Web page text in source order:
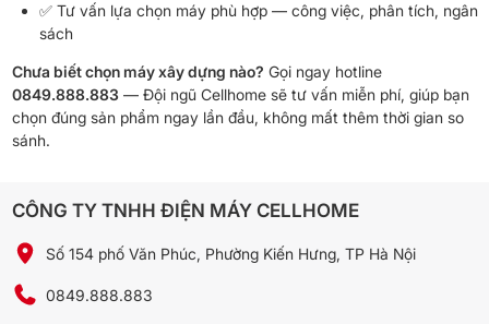
✅ Tư vấn lựa chọn máy phù hợp — công việc, phân tích, ngân
sách
Chưa biết chọn máy xây dựng nào? Gọi ngay hotline
0849.888.883— Đội ngũ Cellhome sẽ tư vấn miễn phí, giúp bạn
chọn đúng sản phẩm ngay lần đầu, không mất thêm thời gian so
sánh.
CÔNG TY TNHH ĐIỆN MÁY CELLHOME
Số 154 phố Văn Phúc, Phường Kiến Hưng, TP Hà Nội
0849.888.883